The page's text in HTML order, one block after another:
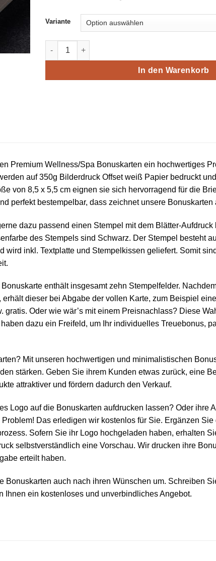
Variante
Premium Wellness Massage Spa Bonuskarte
In den Warenkorb
Premium Wellness/Spa Bonuskarten ein hochwertiges
auf 350g Bilderdruck Offset weiß Papier bedruckt
von 8,5 x 5,5 cm eignen sie sich hervorragend für die
perfekt bestempelbar, dass zeichnet unsere Bonuskarten
dazu passend einen Stempel mit dem Blätter-Aufdruck
des Stempels sind Schwarz. Der Stempel besteht
wird inkl. Textplatte und Stempelkissen geliefert. Somit
enthält insgesamt zehn Stempelfelder.
erhält dieser bei Abgabe der vollen Karte, zum Beispiel
gratis. Oder wie wär’s mit einem Preisnachlass? Diese
dazu ein Freifeld, um Ihr individuelles Treuebonus,
Mit unseren hochwertigen und minimalistischen
stärken. Geben Sie ihrem Kunden etwas zurück, eine
attraktiver und fördern dadurch den Verkauf.
Logo auf die Bonuskarten aufdrucken lassen? Oder ihre
Das erledigen wir kostenlos für Sie. Ergänzen Sie
Sofern Sie ihr Logo hochgeladen haben, erhalten
selbstverständlich eine Vorschau. Wir drucken ihre
erteilt haben.
Bonuskarten auch nach ihren Wünschen um. Schreiben
Ihnen ein kostenloses und unverbindliches Angebot.